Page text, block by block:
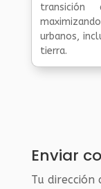
urbanos,
tierra.
Enviar
Tu dirección